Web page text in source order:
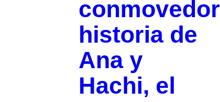
historia de
Ana y
Hachi, el